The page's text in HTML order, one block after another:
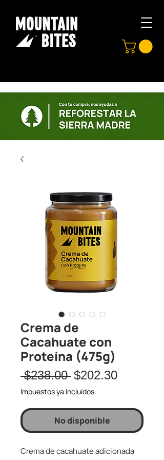
Crema de
Cacahuate con
Proteína (475g)
$238.00 Regular
Price
$202.30Sale
Impuestos ya incluídos.
No disponible
Crema de cacahuate adicionada